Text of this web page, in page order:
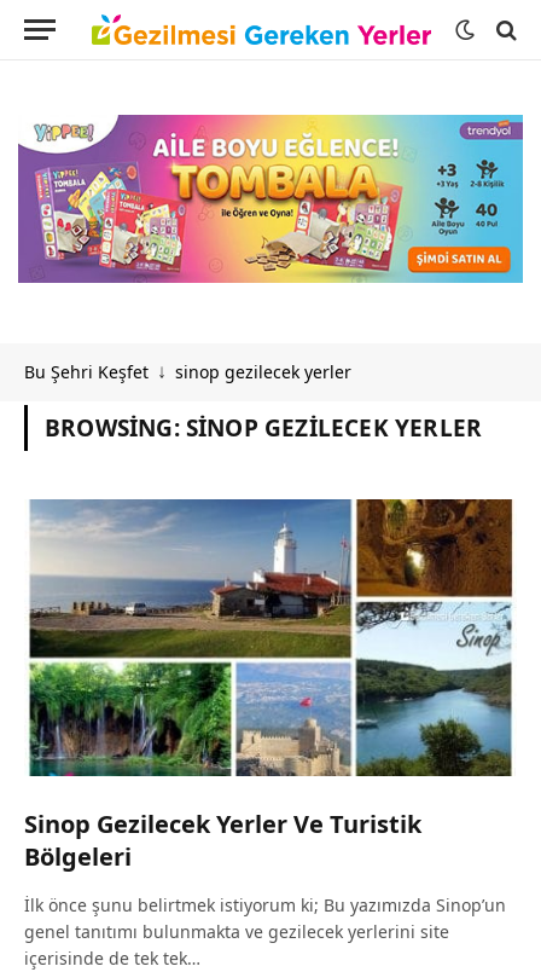
Bu Şehri Keşfet ↓ sinop gezilecek yerler
BROWSING:SINOP GEZILECEK YERLER
Sinop Gezilecek Yerler Ve Turistik
Bölgeleri
İlk önce şunu belirtmek istiyorum ki; Bu yazımızda Sinop’un
genel tanıtımı bulunmakta ve gezilecek yerlerini site
içerisinde de tek tek…